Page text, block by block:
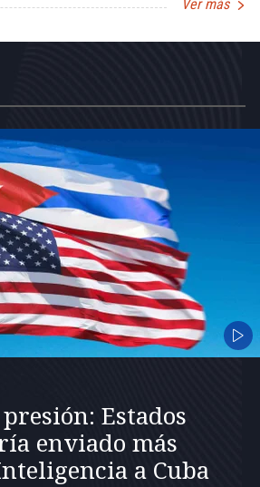
Ver más
Estados
enviado más
a Cuba